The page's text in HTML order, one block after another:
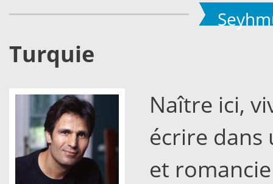
Turquie
Naître ici,
écrire dans
et